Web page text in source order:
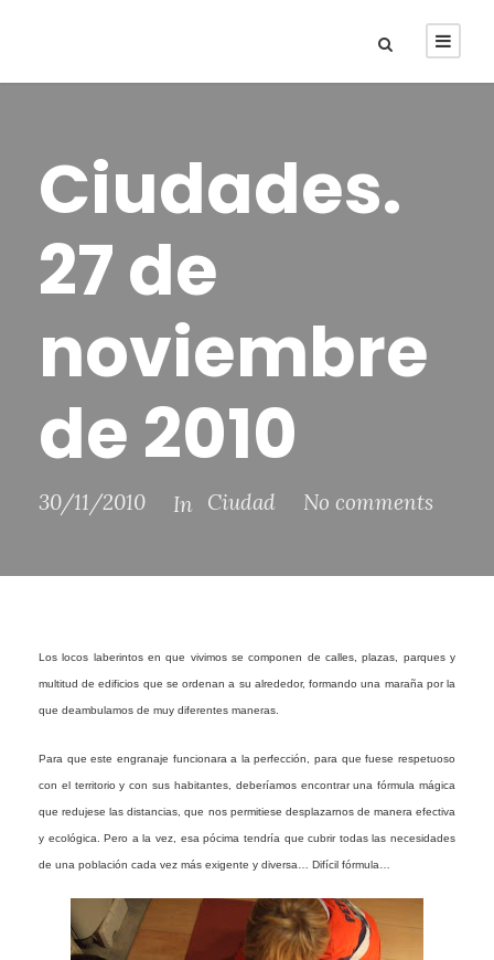
Ciudades.
27 de
noviembre
de 2010
30/11/2010 In Ciudad No comments
Los locos laberintos en que vivimos se componen de calles, plazas, parques y
multitud de edificios que se ordenan a su alrededor, formando una maraña por la
que deambulamos de muy diferentes maneras.
Para que este engranaje funcionara a la perfección, para que fuese respetuoso
con el territorio y con sus habitantes, deberíamos encontrar una fórmula mágica
que redujese las distancias, que nos permitiese desplazarnos de manera efectiva
y ecológica. Pero a la vez, esa pócima tendría que cubrir todas las necesidades
de una población cada vez más exigente y diversa… Difícil fórmula…